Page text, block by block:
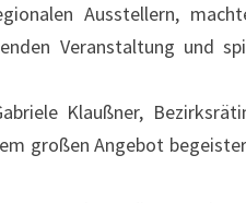
Ausstellern,
Veranstaltung und
Klaußner,
großen Angebot